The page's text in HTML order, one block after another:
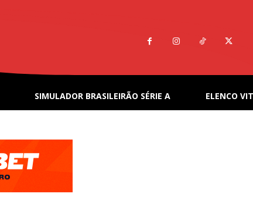
SIMULADOR BRASILEIRÃO SÉRIE A ELENCO